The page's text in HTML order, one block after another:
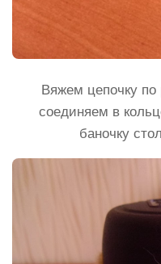
Вяжем цепочку
соединяем в
баночку